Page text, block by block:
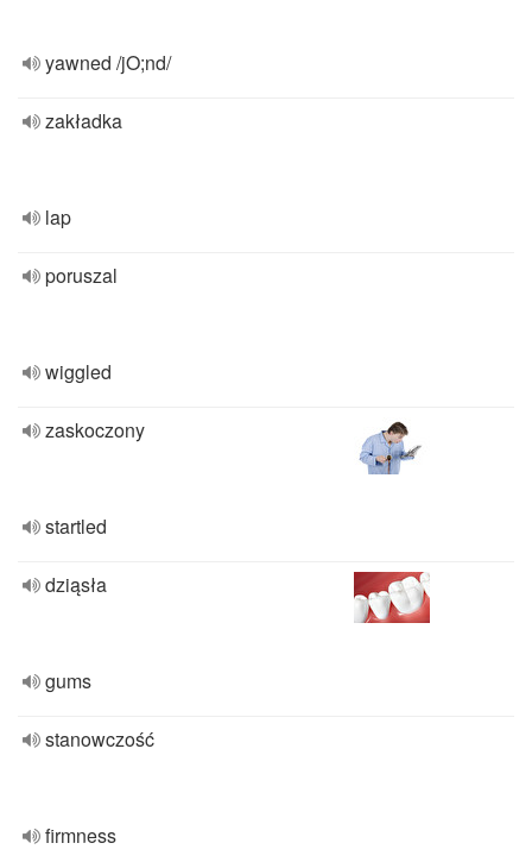
yawned /jO;nd/
zakładka
lap
poruszal
wiggled
zaskoczony
startled
dziąsła
gums
stanowczość
firmness